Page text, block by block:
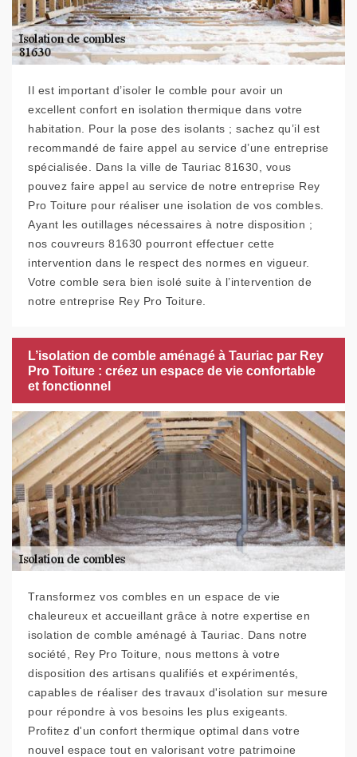
Il est important d’isoler le comble pour avoir un
excellent confort en isolation thermique dans votre
habitation. Pour la pose des isolants ; sachez qu’il est
recommandé de faire appel au service d’une entreprise
spécialisée. Dans la ville de Tauriac 81630, vous
pouvez faire appel au service de notre entreprise Rey
Pro Toiture pour réaliser une isolation de vos combles.
Ayant les outillages nécessaires à notre disposition ;
nos couvreurs 81630 pourront effectuer cette
intervention dans le respect des normes en vigueur.
Votre comble sera bien isolé suite à l’intervention de
notre entreprise Rey Pro Toiture.
L’isolation de comble aménagé à Tauriac par Rey
Pro Toiture : créez un espace de vie confortable
et fonctionnel
Transformez vos combles en un espace de vie
chaleureux et accueillant grâce à notre expertise en
isolation de comble aménagé à Tauriac. Dans notre
société, Rey Pro Toiture, nous mettons à votre
disposition des artisans qualifiés et expérimentés,
capables de réaliser des travaux d'isolation sur mesure
pour répondre à vos besoins les plus exigeants.
Profitez d'un confort thermique optimal dans votre
nouvel espace tout en valorisant votre patrimoine